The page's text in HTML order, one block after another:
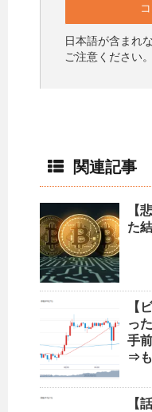
日本語が含まれ
ご注意ください
関連記事
【
た
【
っ
手
⇒も
【